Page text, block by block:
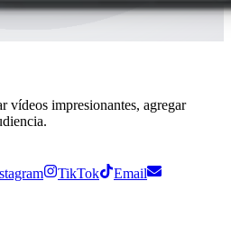
vídeos impresionantes, agregar
TikTok
Email